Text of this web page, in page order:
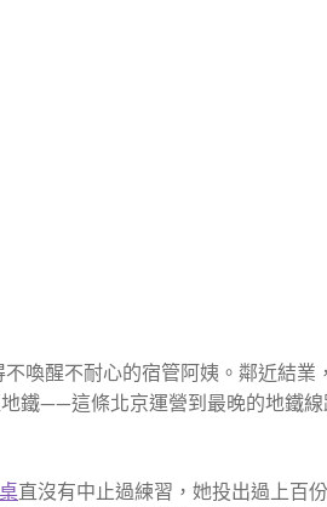
醒不耐心的宿管阿姨。鄰近結業
鐵——這條北京運營到最晚的地鐵
直沒有中止過練習，她投出過上百